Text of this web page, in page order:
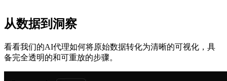
从数据到洞察
看看我们的AI代理如何将原始数据转化为清晰的可视化，具
备完全透明的和可重放的步骤。